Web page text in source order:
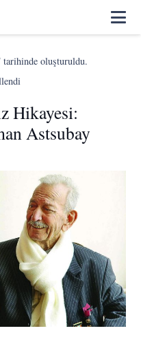
tarihinde oluşturuldu.
Hikayesi:
Astsubay